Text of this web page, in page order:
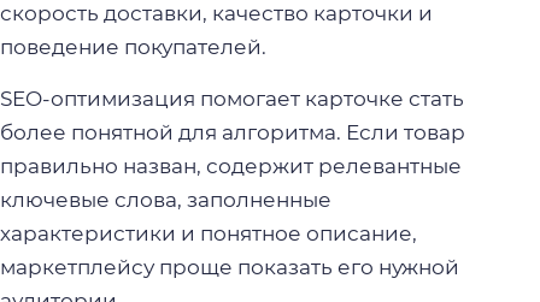
скорость доставки, качество карточки и
поведение покупателей.
SEO-оптимизация помогает карточке стать
более понятной для алгоритма. Если товар
правильно назван, содержит релевантные
ключевые слова, заполненные
характеристики и понятное описание,
маркетплейсу проще показать его нужной